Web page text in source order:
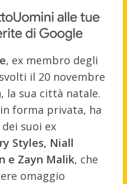
, ex membro degli
il 20 novembre
la sua città natale.
forma privata, ha
suoi ex
Styles, Niall
e Zayn Malik, che
omaggio